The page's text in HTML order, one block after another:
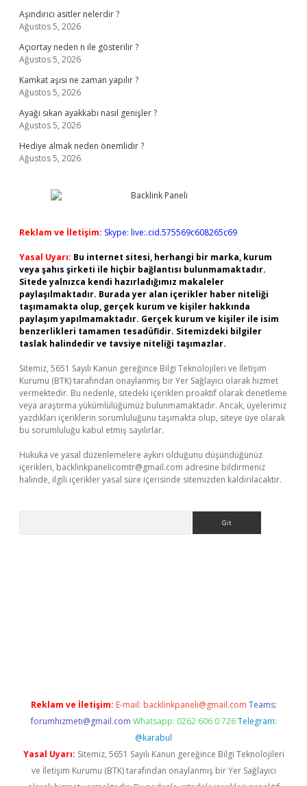
Aşındırıcı asitler nelerdir ?
Ağustos 5, 2026
Açıortay neden n ile gösterilir ?
Ağustos 5, 2026
Kamkat aşısı ne zaman yapılır ?
Ağustos 5, 2026
Ayağı sıkan ayakkabı nasıl genişler ?
Ağustos 5, 2026
Hediye almak neden önemlidir ?
Ağustos 5, 2026
Reklam ve İletişim: Skype: live:.cid.575569c608265c69
Yasal Uyarı: Bu internet sitesi, herhangi bir marka, kurum
veya şahıs şirketi ile hiçbir bağlantısı bulunmamaktadır.
Sitede yalnızca kendi hazırladığımız makaleler
paylaşılmaktadır. Burada yer alan içerikler haber niteliği
taşımamakta olup, gerçek kurum ve kişiler hakkında
paylaşım yapılmamaktadır. Gerçek kurum ve kişiler ile isim
benzerlikleri tamamen tesadüfidir. Sitemizdeki bilgiler
taslak halindedir ve tavsiye niteliği taşımazlar.
Sitemiz, 5651 Sayılı Kanun gereğince Bilgi Teknolojileri ve İletişim
Kurumu (BTK) tarafından onaylanmış bir Yer Sağlayıcı olarak hizmet
vermektedir. Bu nedenle, sitedeki içerikleri proaktif olarak denetleme
veya araştırma yükümlülüğümüz bulunmamaktadır. Ancak, üyelerimiz
yazdıkları içeriklerin sorumluluğunu taşımakta olup, siteye üye olarak
bu sorumluluğu kabul etmiş sayılırlar.
Hukuka ve yasal düzenlemelere aykırı olduğunu düşündüğünüz
içerikleri, backlinkpanelicomtr@gmail.com adresine bildirmeniz
halinde, ilgili içerikler yasal süre içerisinde sitemizden kaldırılacaktır.
Reklam ve İletişim: E-mail: backlinkpaneli@gmail.com Teams:
forumhizmeti@gmail.com Whatsapp: 0262 606 0 726 Telegram:
@karabul
Yasal Uyarı: Sitemiz, 5651 Sayılı Kanun gereğince Bilgi Teknolojileri
ve İletişim Kurumu (BTK) tarafından onaylanmış bir Yer Sağlayıcı